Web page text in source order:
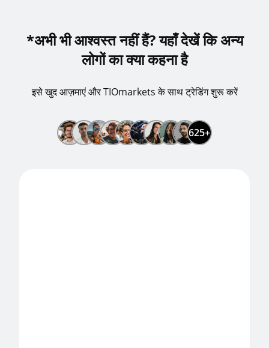
*अभी भी आश्वस्त नहीं हैं? यहाँ देखें कि अन्य
लोगों का क्या कहना है
इसे खुद आज़माएं और TIOmarkets के साथ ट्रेडिंग शुरू करें
625+